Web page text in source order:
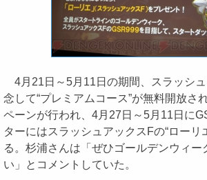
4月21日～5月11日の期間、スラッシ
念して“プレミアムコース”が無料開放さ
ペーンが行われ、4月27日～5月11日に
ターにはスラッシュアックスFの“ローリ
る。杉浦さんは「ぜひゴールデンウィー
い」とコメントしていた。